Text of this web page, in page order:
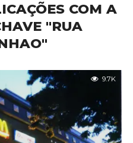
COM A
"RUA
9.7K